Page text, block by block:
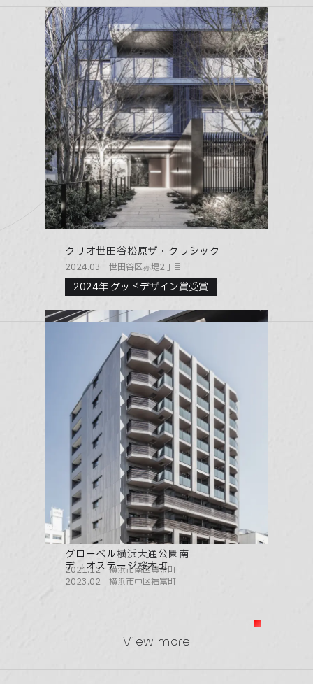
クリオ世田谷松原ザ・クラシック
2024.03 世田谷区赤堤2丁目
2024年 グッドデザイン賞受賞
グローベル横浜大通公園南
2021.12 横浜市南区真金町
デュオステージ桜木町
2023.02 横浜市中区福富町
View more